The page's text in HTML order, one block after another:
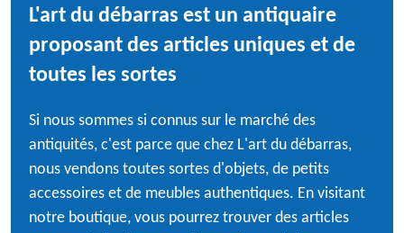
L'art du débarras est un antiquaire
proposant des articles uniques et de
toutes les sortes
Si nous sommes si connus sur le marché des
antiquités, c'est parce que chez L'art du débarras,
nous vendons toutes sortes d'objets, de petits
accessoires et de meubles authentiques. En visitant
notre boutique, vous pourrez trouver des articles